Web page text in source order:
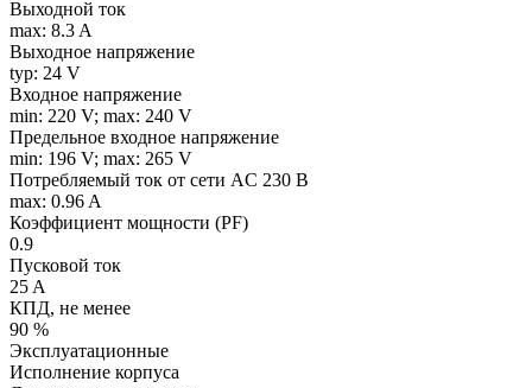
Выходной ток
max: 8.3 A
Выходное напряжение
typ: 24 V
Входное напряжение
min: 220 V; max: 240 V
Предельное входное напряжение
min: 196 V; max: 265 V
Потребляемый ток от сети AC 230 В
max: 0.96 A
Коэффициент мощности (PF)
0.9
Пусковой ток
25 A
КПД, не менее
90 %
Эксплуатационные
Исполнение корпуса